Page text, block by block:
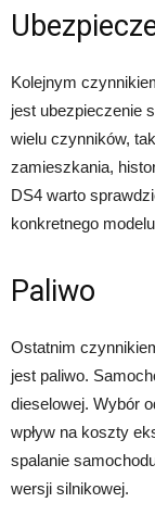
Kolejnym
jest ubezpieczenie
wielu czynników,
zamieszkania,
DS4 warto
konkretnego
Paliwo
Ostatnim
jest paliwo.
dieselowej. Wybór
wpływ na koszty
spalanie
wersji silnikowej.